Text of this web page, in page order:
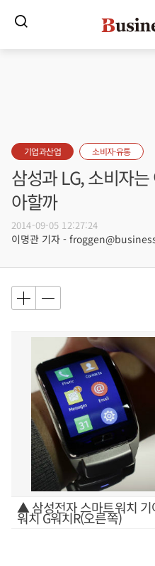
기업과산업 소비자·유통
삼성과 LG, 소비자
아할까
2014-09-05 12:27:24
이명관 기자 -
▲ 삼성전자 스마트워치 기
워치 G워치R(오른쪽)